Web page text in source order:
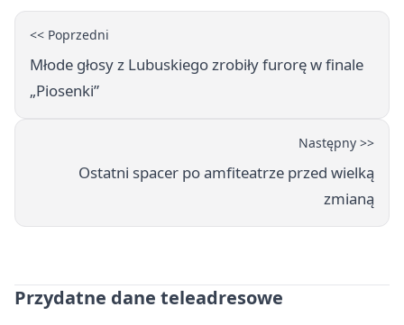
<< Poprzedni
Młode głosy z Lubuskiego zrobiły furorę w finale
„Piosenki”
Następny >>
Ostatni spacer po amfiteatrze przed wielką
zmianą
Przydatne dane teleadresowe